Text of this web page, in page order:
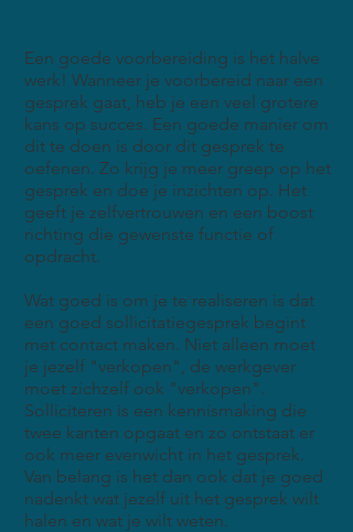
Een goede voorbereiding is het halve
werk! Wanneer je voorbereid naar een
gesprek gaat, heb je een veel grotere
kans op succes. Een goede manier om
dit te doen is door dit gesprek te
oefenen. Zo krijg je meer greep op het
gesprek en doe je inzichten op. Het
geeft je zelfvertrouwen en een boost
richting die gewenste functie of
opdracht.
Wat goed is om je te realiseren is dat
een goed sollicitatiegesprek begint
met contact maken. Niet alleen moet
je jezelf "verkopen", de werkgever
moet zichzelf ook "verkopen".
Solliciteren is een kennismaking die
twee kanten opgaat en zo ontstaat er
ook meer evenwicht in het gesprek.
Van belang is het dan ook dat je goed
nadenkt wat jezelf uit het gesprek wilt
halen en wat je wilt weten.